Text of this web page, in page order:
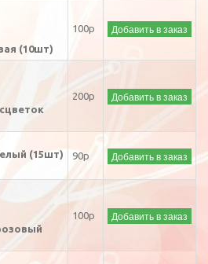
(10шт)
100р Добавить в заказ
200р Добавить в заказ
(15шт) 90р Добавить в заказ
100р Добавить в заказ